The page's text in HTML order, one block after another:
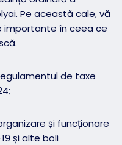
Pe această cale, vă
importante în ceea ce
de taxe
și funcționare
și alte boli